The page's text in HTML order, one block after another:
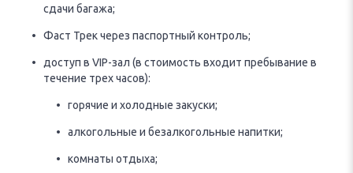
сдачи багажа;
Фаст Трек через паспортный контроль;
доступ в VIP-зал (в стоимость входит пребывание в
течение трех часов):
горячие и холодные закуски;
алкогольные и безалкогольные напитки;
комнаты отдыха;